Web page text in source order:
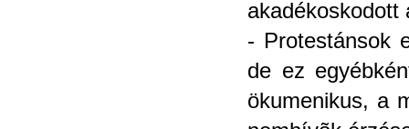
akadékoskodott
- Protestánsok
de ez
ökumenikus, a